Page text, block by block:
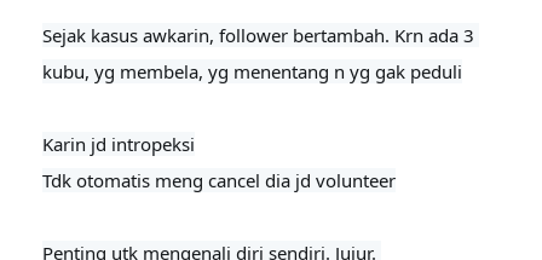
Sejak kasus awkarin, follower bertambah. Krn ada 3
kubu, yg membela, yg menentang n yg gak peduli
Karin jd intropeksi
Tdk otomatis meng cancel dia jd volunteer
Penting utk mengenali diri sendiri. Jujur.